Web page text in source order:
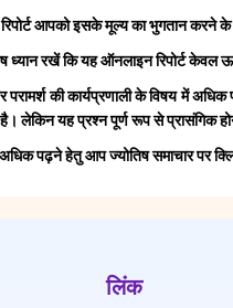
आपको इसके मूल्य का भुगतान करने के
ध्यान रखें कि यह ऑनलाइन रिपोर्ट केवल
परामर्श की कार्यप्रणाली के विषय में
लेकिन यह प्रश्न पूर्ण रूप से प्रासंगिक
पढ़ने हेतु आप ज्योतिष समाचार पर
लिंक